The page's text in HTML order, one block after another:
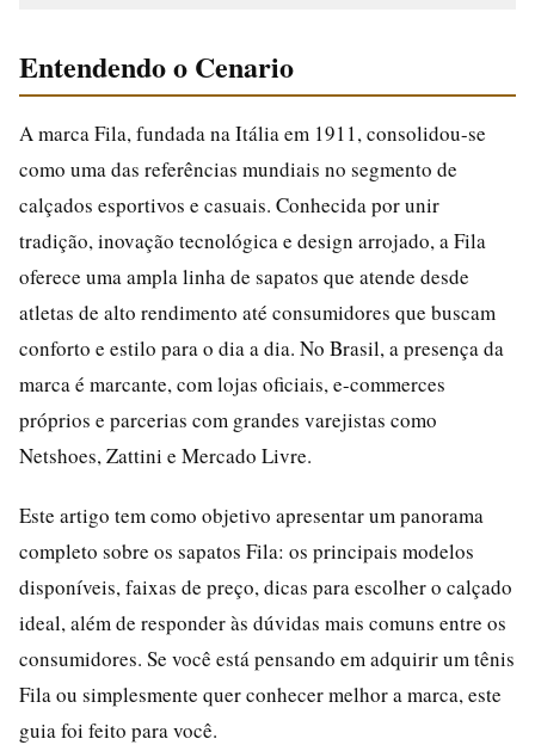
Entendendo o Cenario
A marca Fila, fundada na Itália em 1911, consolidou-se
como uma das referências mundiais no segmento de
calçados esportivos e casuais. Conhecida por unir
tradição, inovação tecnológica e design arrojado, a Fila
oferece uma ampla linha de sapatos que atende desde
atletas de alto rendimento até consumidores que buscam
conforto e estilo para o dia a dia. No Brasil, a presença da
marca é marcante, com lojas oficiais, e-commerces
próprios e parcerias com grandes varejistas como
Netshoes, Zattini e Mercado Livre.
Este artigo tem como objetivo apresentar um panorama
completo sobre os sapatos Fila: os principais modelos
disponíveis, faixas de preço, dicas para escolher o calçado
ideal, além de responder às dúvidas mais comuns entre os
consumidores. Se você está pensando em adquirir um tênis
Fila ou simplesmente quer conhecer melhor a marca, este
guia foi feito para você.